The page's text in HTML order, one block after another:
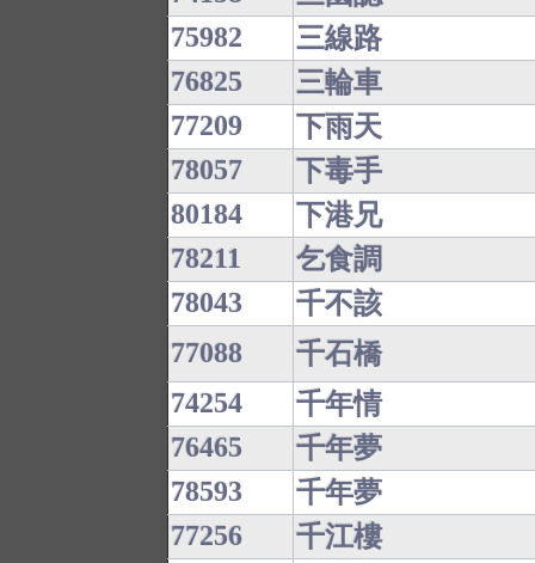
75982
三線路
76825
三輪車
77209
下雨天
78057
下毒手
80184
下港兄
78211
乞食調
78043
千不該
77088
千石橋
74254
千年情
76465
千年夢
78593
千年夢
77256
千江樓